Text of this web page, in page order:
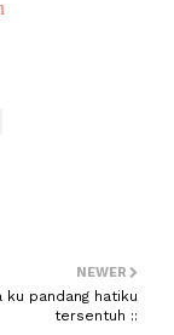
NEWER
ku pandang hatiku
tersentuh ::